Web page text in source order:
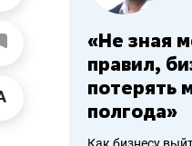
работа «Не зная
правил,
потерять
полгода»